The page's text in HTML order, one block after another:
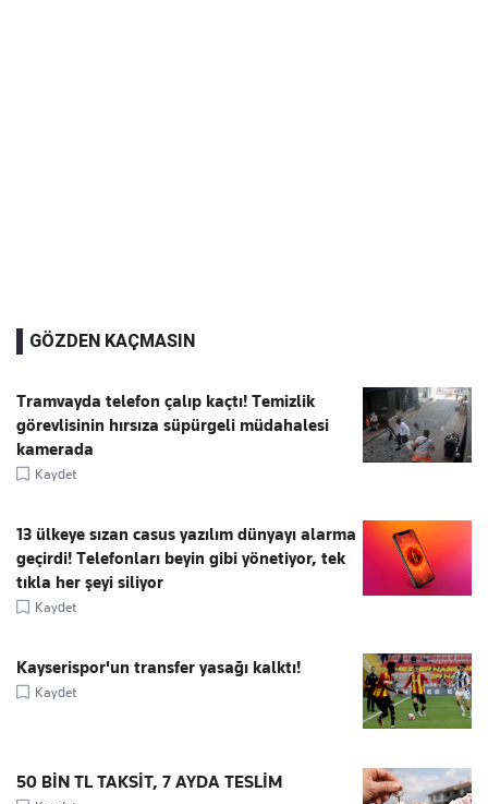
GÖZDEN KAÇMASIN
Tramvayda telefon çalıp kaçtı! Temizlik
görevlisinin hırsıza süpürgeli müdahalesi
kamerada
Kaydet
13 ülkeye sızan casus yazılım dünyayı alarma
geçirdi! Telefonları beyin gibi yönetiyor, tek
tıkla her şeyi siliyor
Kaydet
Kayserispor'un transfer yasağı kalktı!
Kaydet
50 BİN TL TAKSİT, 7 AYDA TESLİM